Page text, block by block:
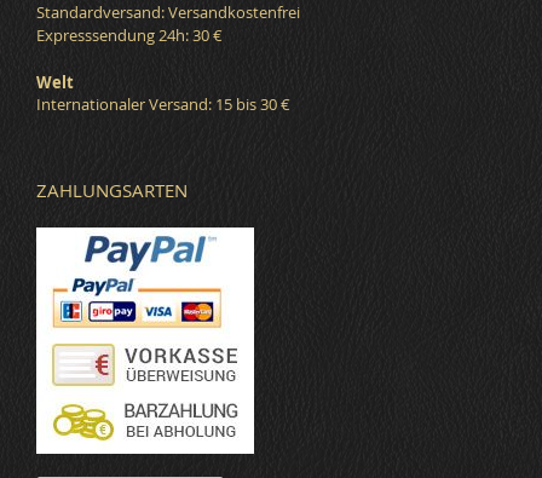
Standardversand: Versandkostenfrei
Expresssendung 24h: 30 €
Welt
Internationaler Versand: 15 bis 30 €
ZAHLUNGSARTEN